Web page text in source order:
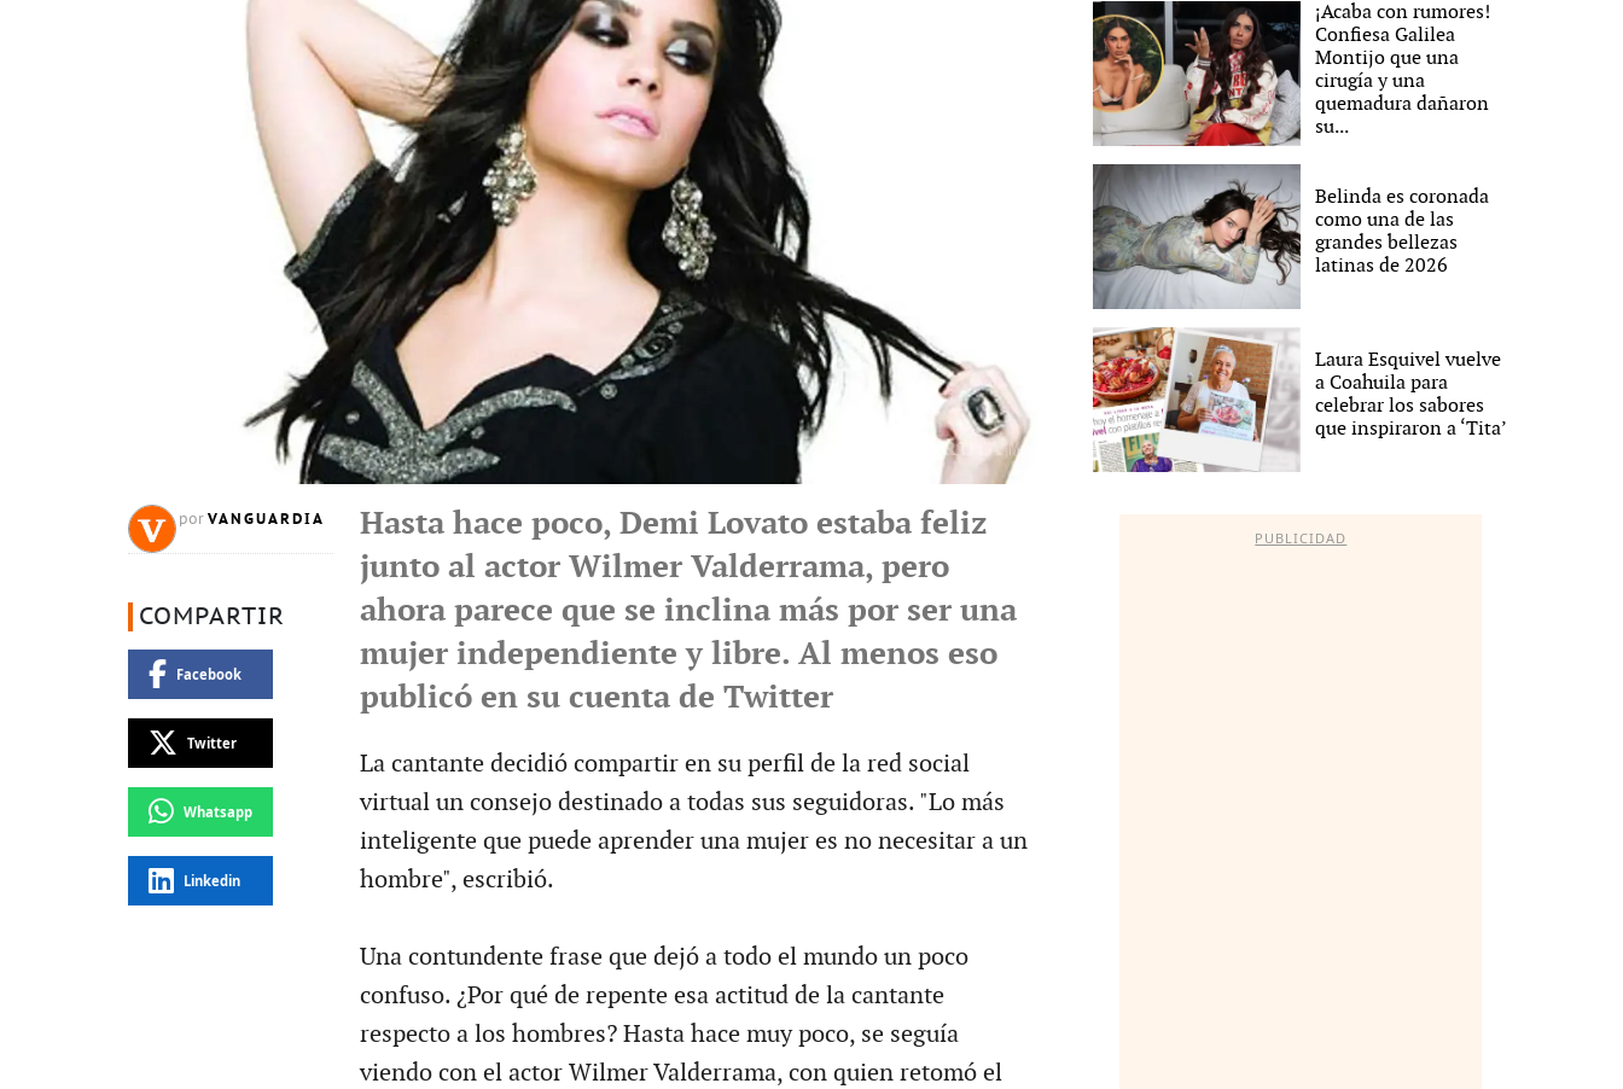
por VANGUARDIA
COMPARTIR
Facebook
Twitter
Whatsapp
Linkedin
Hasta hace poco, Demi Lovato estaba feliz
junto al actor Wilmer Valderrama, pero
ahora parece que se inclina más por ser una
mujer independiente y libre. Al menos eso
publicó en su cuenta de Twitter
La cantante decidió compartir en su perfil de la red social
virtual un consejo destinado a todas sus seguidoras. "Lo más
inteligente que puede aprender una mujer es no necesitar a un
hombre", escribió.
Una contundente frase que dejó a todo el mundo un poco
confuso. ¿Por qué de repente esa actitud de la cantante
respecto a los hombres? Hasta hace muy poco, se seguía
viendo con el actor Wilmer Valderrama, con quien retomó el
¡Acaba con rumores!
Confiesa Galilea
Montijo que una
cirugía y una
quemadura dañaron
su...
Belinda es coronada
como una de las
grandes bellezas
latinas de 2026
Laura Esquivel vuelve
a Coahuila para
celebrar los sabores
que inspiraron a ‘Tita’
PUBLICIDAD